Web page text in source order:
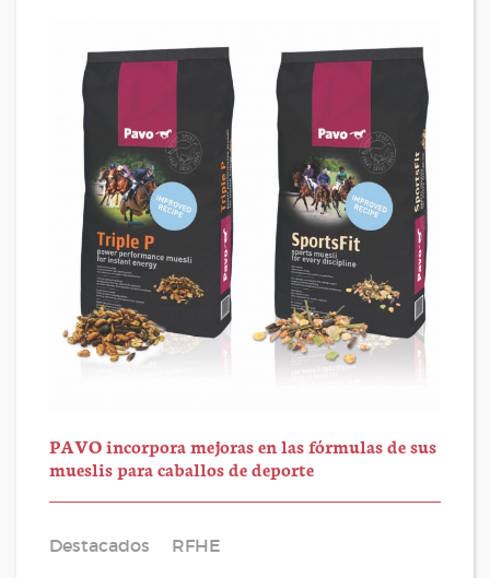
PAVO incorpora mejoras en las fórmulas de sus
mueslis para caballos de deporte
Destacados RFHE